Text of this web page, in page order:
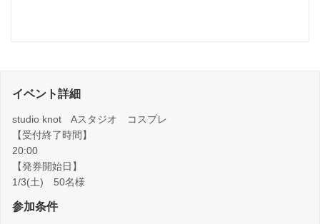
イベント詳細
studio knot Aスタジオ コスプレ
【受付終了時間】
20:00
【発券開始日】
1/3(土) 50名様
参加条件